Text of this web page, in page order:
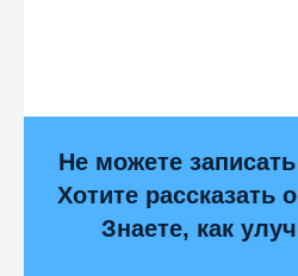
Не можете
Хотите рассказать
Знаете, как